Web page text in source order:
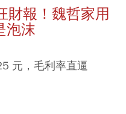
財報！ 魏哲家用
泡沫
元，毛利率直逼